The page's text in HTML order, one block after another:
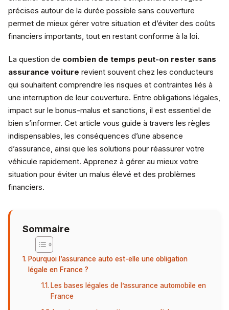
précises autour de la durée possible sans couverture
permet de mieux gérer votre situation et d’éviter des coûts
financiers importants, tout en restant conforme à la loi.
La question de combien de temps peut-on rester sans
assurance voiture revient souvent chez les conducteurs
qui souhaitent comprendre les risques et contraintes liés à
une interruption de leur couverture. Entre obligations légales,
impact sur le bonus-malus et sanctions, il est essentiel de
bien s’informer. Cet article vous guide à travers les règles
indispensables, les conséquences d’une absence
d’assurance, ainsi que les solutions pour réassurer votre
véhicule rapidement. Apprenez à gérer au mieux votre
situation pour éviter un malus élevé et des problèmes
financiers.
Sommaire
Pourquoi l’assurance auto est-elle une obligation
légale en France ?
Les bases légales de l’assurance automobile en
France